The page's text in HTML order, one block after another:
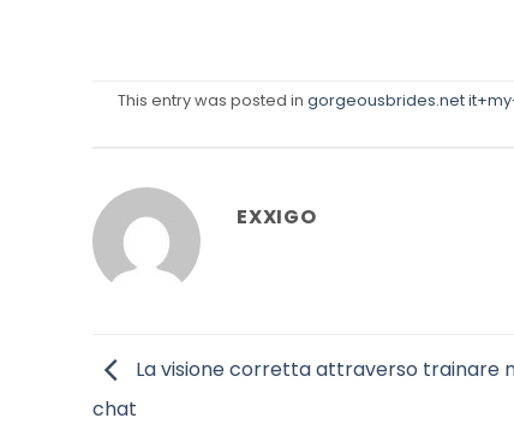
This entry was posted in gorgeousbrides.net
EXXIGO
La visione corretta attraverso trainare
chat